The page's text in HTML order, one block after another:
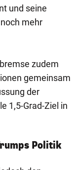
und seine
mehr
zudem
gemeinsam
der
1,5-Grad-Ziel in
Politik